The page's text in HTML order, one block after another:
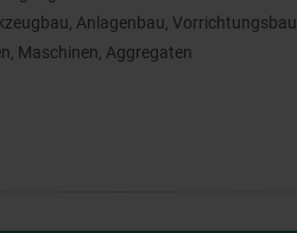
Anlagenbau, Vorrichtungsbau
Maschinen, Aggregaten